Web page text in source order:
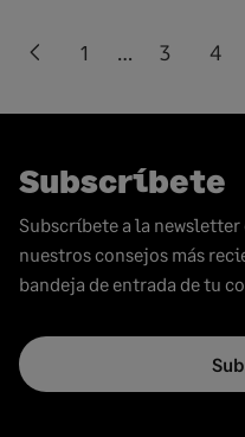
Paginación
entradas
Previous
1 … 3 4
Subscríbete
Subscríbete a la
nuestros consejos más
bandeja de entrada de tu